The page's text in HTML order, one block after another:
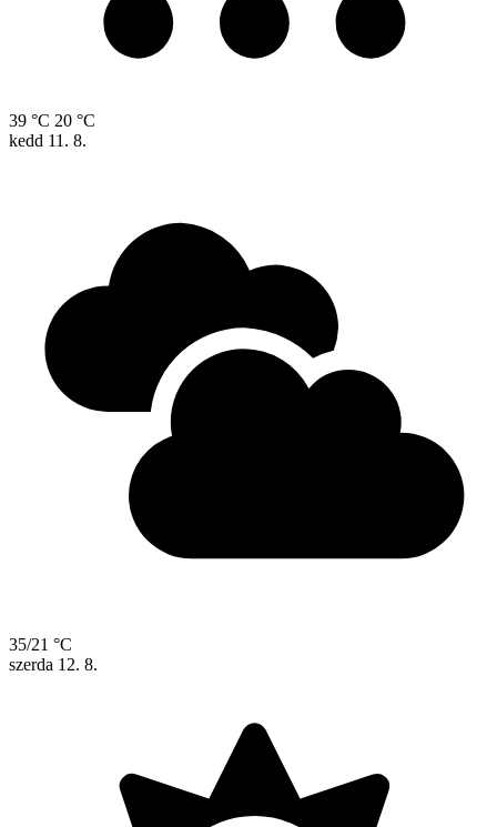
39 °C 20 °C
kedd 11. 8.
35/21 °C
szerda 12. 8.